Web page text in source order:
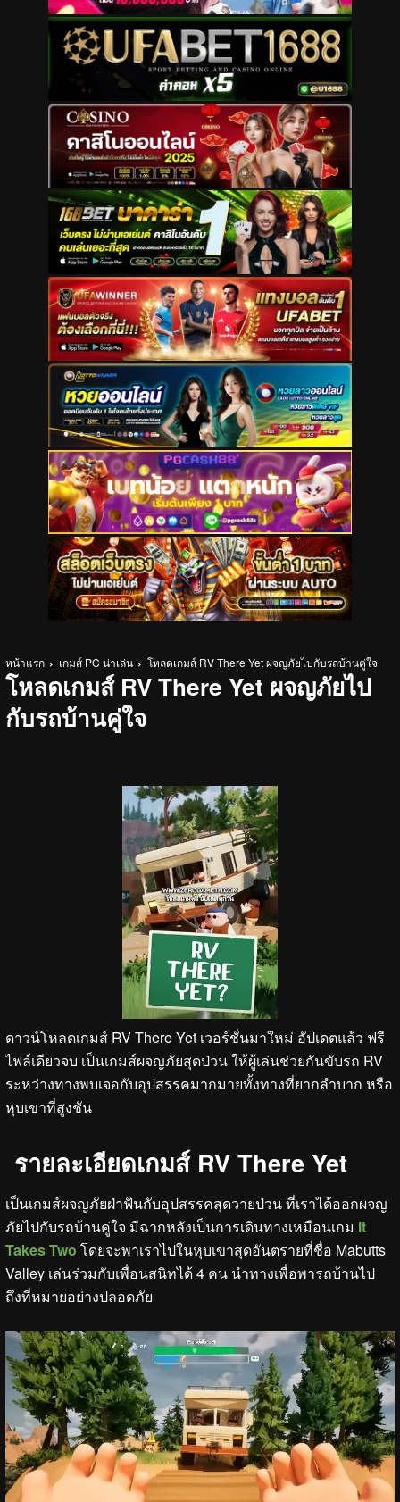
หน้าแรก เกมส์ PC น่าเล่น โหลดเกมส์ RV There Yet ผจญภัยไปกับรถบ้านคู่ใจ
โหลดเกมส์ RV There Yet ผจญภัยไป
กับรถบ้านคู่ใจ
ดาวน์โหลดเกมส์ RV There Yet เวอร์ชั่นมาใหม่ อัปเดตแล้ว ฟรี
ไฟล์เดียวจบ เป็นเกมส์ผจญภัยสุดป่วน ให้ผู้เล่นช่วยกันขับรถ RV
ระหว่างทางพบเจอกับอุปสรรคมากมายทั้งทางที่ยากลำบาก หรือ
หุบเขาที่สูงชัน
รายละเอียดเกมส์ RV There Yet
เป็นเกมส์ผจญภัยฝ่าฟันกับอุปสรรคสุดวายป่วน ที่เราได้ออกผจญ
ภัยไปกับรถบ้านคู่ใจ มีฉากหลังเป็นการเดินทางเหมือนเกม It
Takes Two โดยจะพาเราไปในหุบเขาสุดอันตรายที่ชื่อ Mabutts
Valley เล่นร่วมกับเพื่อนสนิทได้ 4 คน นำทางเพื่อพารถบ้านไป
ถึงที่หมายอย่างปลอดภัย